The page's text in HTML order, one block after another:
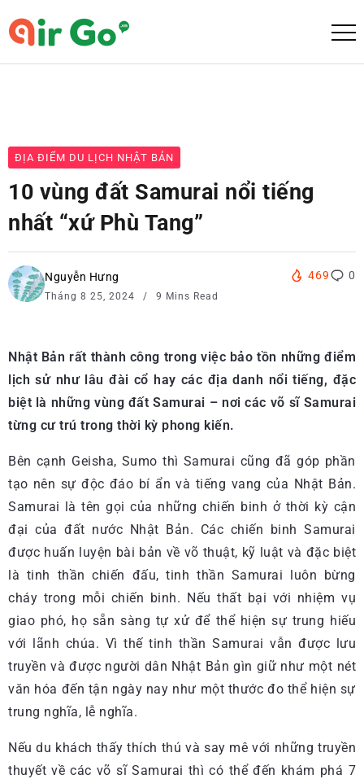
ĐỊA ĐIỂM DU LỊCH NHẬT BẢN
10 vùng đất Samurai nổi tiếng
nhất “xứ Phù Tang”
Nguyễn Hưng
Tháng 8 25, 2024 9 Mins Read
469 0
Nhật Bản rất thành công trong việc bảo tồn những điểm
lịch sử như lâu đài cổ hay các địa danh nổi tiếng, đặc
biệt là những vùng đất Samurai – nơi các võ sĩ Samurai
từng cư trú trong thời kỳ phong kiến.
Bên cạnh Geisha, Sumo thì Samurai cũng đã góp phần
tạo nên sự độc đáo bí ẩn và tiếng vang của Nhật Bản.
Samurai là tên gọi của những chiến binh ở thời kỳ cận
đại của đất nước Nhật Bản. Các chiến binh Samurai
được huấn luyện bài bản về võ thuật, kỹ luật và đặc biệt
là tinh thần chiến đấu, tinh thần Samurai luôn bừng
cháy trong mỗi chiến binh. Nếu thất bại với nhiệm vụ
giao phó, họ sẵn sàng tự xử để thể hiện sự trung hiếu
với lãnh chúa. Vì thế tinh thần Samurai vẫn được lưu
truyền và được người dân Nhật Bản gìn giữ như một nét
văn hóa đến tận ngày nay như một thước đo thể hiện sự
trung nghĩa, lễ nghĩa.
Nếu du khách thấy thích thú và say mê với những truyền
thuyết về các võ sĩ Samurai thì có thể đến khám phá 7